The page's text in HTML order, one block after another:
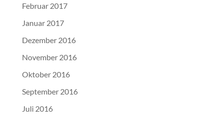
Februar 2017
Januar 2017
Dezember 2016
November 2016
Oktober 2016
September 2016
Juli 2016